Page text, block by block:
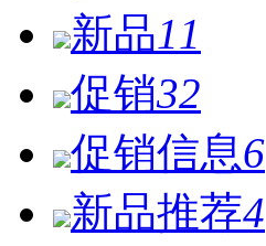
新品11
促销32
促销信息6
新品推荐4